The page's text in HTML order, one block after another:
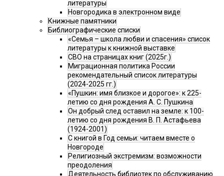
литературы
Новгородика в электронном виде
Книжные памятники
Библиографические списки
«Семья – школа любви и спасения» список
литературы к книжной выставке
СВО на страницах книг (2025г.)
Миграционная политика России
рекомендательный список литературы
(2024-2025 гг.)
«Пушкин: имя близкое и дорогое»: к 225-
летию со дня рождения А. С. Пушкина
Он добрый след оставил на земле: к 100-
летию со дня рождения В. П. Астафьева
(1924-2001)
С книгой в Год семьи: читаем вместе о
Новгороде
Религиозный экстремизм: возможности
преодоления
Деятельность библиотек по обслуживанию